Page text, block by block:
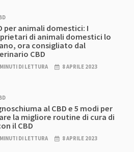
per animali domestici: I
di animali domestici lo
ora consigliato dal
CBD
DI LETTURA 8 APRILE 2023
al CBD e 5 modi per
la migliore routine di cura di
il CBD
DI LETTURA 8 APRILE 2023